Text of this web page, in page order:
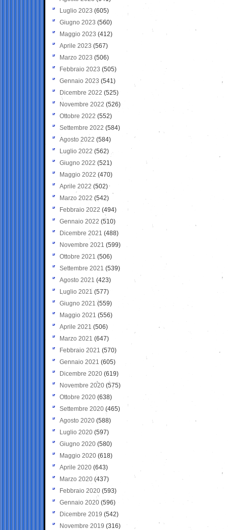
Luglio 2023 (605)
Giugno 2023 (560)
Maggio 2023 (412)
Aprile 2023 (567)
Marzo 2023 (506)
Febbraio 2023 (505)
Gennaio 2023 (541)
Dicembre 2022 (525)
Novembre 2022 (526)
Ottobre 2022 (552)
Settembre 2022 (584)
Agosto 2022 (584)
Luglio 2022 (562)
Giugno 2022 (521)
Maggio 2022 (470)
Aprile 2022 (502)
Marzo 2022 (542)
Febbraio 2022 (494)
Gennaio 2022 (510)
Dicembre 2021 (488)
Novembre 2021 (599)
Ottobre 2021 (506)
Settembre 2021 (539)
Agosto 2021 (423)
Luglio 2021 (577)
Giugno 2021(559)
Maggio 2021 (556)
Aprile 2021 (506)
Marzo 2021 (647)
Febbraio 2021 (570)
Gennaio 2021 (605)
Dicembre 2020 (619)
Novembre 2020 (575)
Ottobre 2020 (638)
Settembre 2020(465)
Agosto 2020 (588)
Luglio 2020 (597)
Giugno 2020 (580)
Maggio 2020 (618)
Aprile 2020 (643)
Marzo 2020 (437)
Febbraio 2020 (593)
Gennaio 2020 (596)
Dicembre 2019 (542)
Novembre 2019 (316)